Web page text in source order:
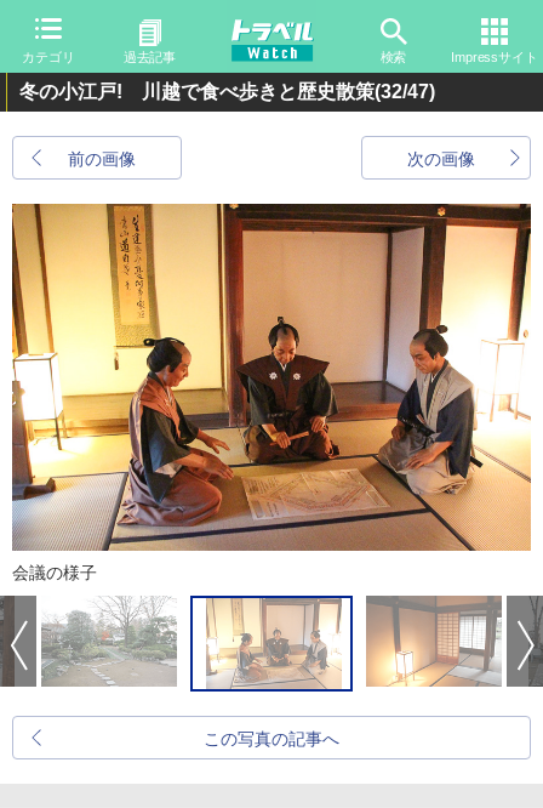
カテゴリ 過去記事 検索 Impressサイト
冬の小江戸! 川越で食べ歩きと歴史散策(32/47)
前の画像 次の画像
会議の様子
この写真の記事へ